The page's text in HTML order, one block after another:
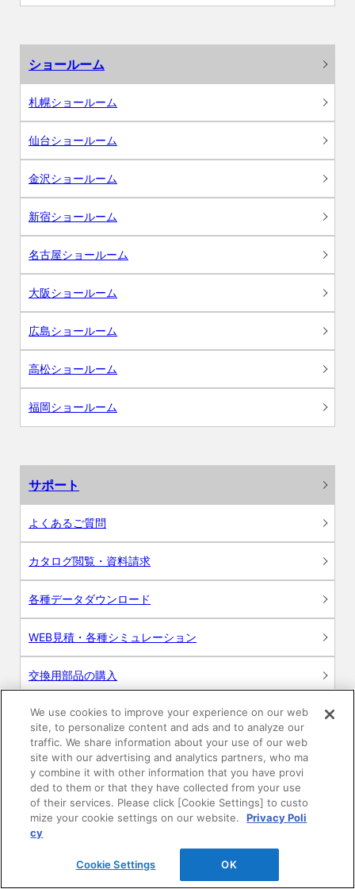
ショールーム
札幌ショールーム
仙台ショールーム
金沢ショールーム
新宿ショールーム
名古屋ショールーム
大阪ショールーム
広島ショールーム
高松ショールーム
福岡ショールーム
サポート
よくあるご質問
カタログ閲覧・資料請求
各種データダウンロード
WEB見積・各種シミュレーション
交換用部品の購入
修理・点検
お問い合わせ
ログイン
建築・設計関係者様向けサイト
ユーザー登録サービス
We use cookies to improve your experience on our web
site, to personalize content and ads and to analyze our
traffic. We share information about your use of our web
site with our advertising and analytics partners, who ma
y combine it with other information that you have provi
ded to them or that they have collected from your use
of their services. Please click [Cookie Settings] to custo
mize your cookie settings on our website.
Privacy Poli
cy
Cookie Settings OK